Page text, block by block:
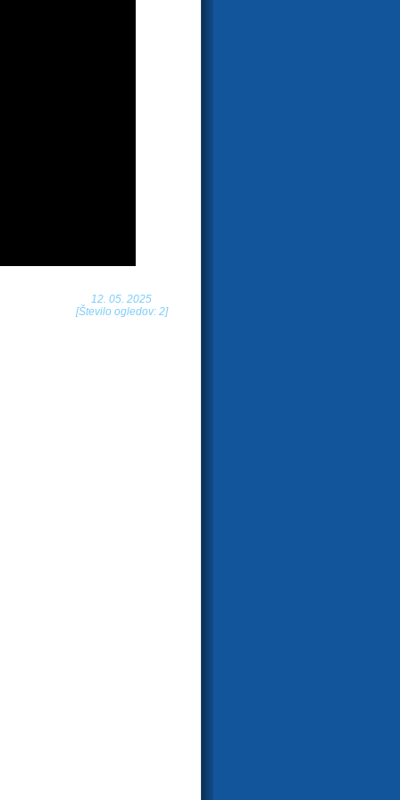
12. 05. 2025
[Število ogledov: 2]